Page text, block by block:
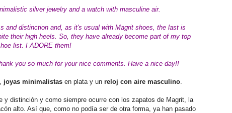
silver jewelry and a watch with masculine air.
and distinction and, as it's usual with Magrit shoes, the last is
their high heels. So, they have already become part of my top
list. I ADORE them!
you so much for your nice comments. Have a nice day!!
, joyas minimalistasen plata y un reloj con aire masculino.
distinción y como siempre ocurre con los zapatos de Magrit, la
alto. Así que, como no podía ser de otra forma, ya han pasado